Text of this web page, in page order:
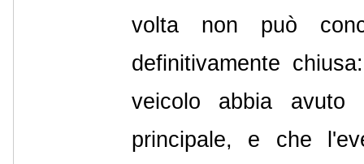
volta non può
definitivamente
veicolo abbia avuto
principale, e che